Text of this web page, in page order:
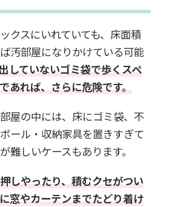
クスにいれていても、床面積
汚部屋になりかけている可能
していないゴミ袋で歩くスペ
あれば、さらに危険です。
屋の中には、床にゴミ袋、不
ール・収納家具を置きすぎて
難しいケースもあります。
しやったり、積むクセがつい
窓やカーテンまでたどり着け